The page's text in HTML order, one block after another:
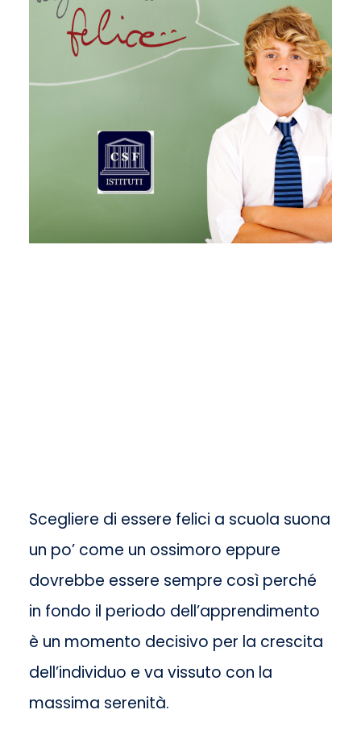
CONTATTI
Scegliere di essere felici a scuola suona
un po’ come un ossimoro eppure
dovrebbe essere sempre così perché
in fondo il periodo dell’apprendimento
è un momento decisivo per la crescita
dell’individuo e va vissuto con la
massima serenità.